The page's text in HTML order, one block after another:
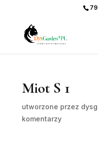
Miot S 1
utworzone przez
komentarzy